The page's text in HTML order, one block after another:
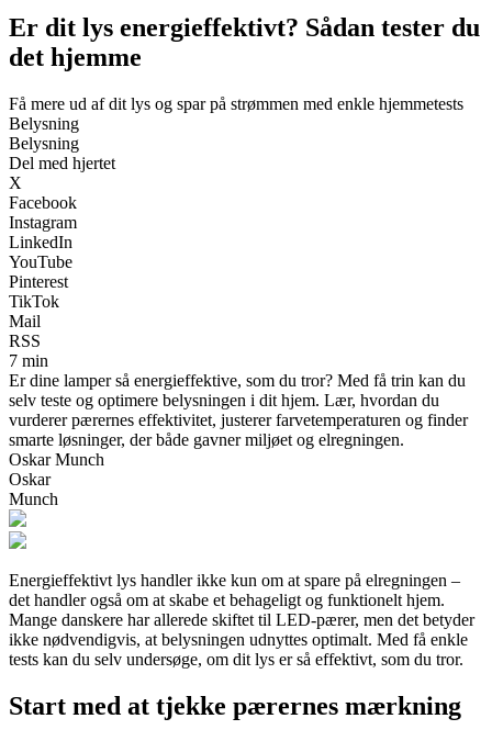
Er dit lys energieffektivt? Sådan tester du
det hjemme
Få mere ud af dit lys og spar på strømmen med enkle hjemmetests
Belysning
Belysning
Del med hjertet
X
Facebook
Instagram
LinkedIn
YouTube
Pinterest
TikTok
Mail
RSS
7 min
Er dine lamper så energieffektive, som du tror? Med få trin kan du
selv teste og optimere belysningen i dit hjem. Lær, hvordan du
vurderer pærernes effektivitet, justerer farvetemperaturen og finder
smarte løsninger, der både gavner miljøet og elregningen.
Oskar Munch
Oskar
Munch
Energieffektivt lys handler ikke kun om at spare på elregningen –
det handler også om at skabe et behageligt og funktionelt hjem.
Mange danskere har allerede skiftet til LED-pærer, men det betyder
ikke nødvendigvis, at belysningen udnyttes optimalt. Med få enkle
tests kan du selv undersøge, om dit lys er så effektivt, som du tror.
Start med at tjekke pærernes mærkning